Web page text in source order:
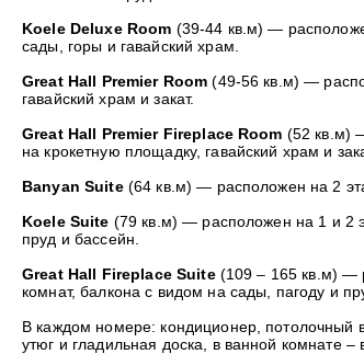
Koele Deluxe Room (39-44 кв.м) —
сады, горы и гавайский храм.
Great Hall Premier Room (49-56 кв.м) —
гавайский храм и закат.
Great Hall Premier Fireplace Room (52 кв.м)
на крокетную площадку, гавайский храм и
Banyan Suite(64 кв.м) — расположен на 2
Koele Suite (79 кв.м) — расположен на 1 и 2
пруд и бассейн.
Great Hall Fireplace Suite(109 – 165 кв.м) —
комнат, балкона с видом на сады, пагоду и
В каждом номере: кондиционер, потолочный
утюг и гладильная доска, в ванной комнате